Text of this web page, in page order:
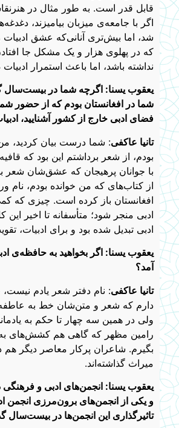
قابل قدر است. به طور مثال در
اگر با جامعه‌ی میزبان بیامیزند،
شد، اما بیش‌تری آنانی‌که عشق
که در پهلوی هزار و یک مشکل جا
نداشته باشد، اما باعث استمرار
یعقوب یسنا: اگرچه شما در بیست‌سال
شما در افغانستان بودم که از حضور
فضای ادبی خارج از کشور آشنایید،
‌تانیا عاکفی: شما درست بیان کردید، من
با جوانان پرهیجان که عشق‌شان شعر
از کتاب‌های که من خوانده بودم، نام
افغانستان باز کرده است. چیزی که
ادبی منجر شود؛ متأسفانه تا اخیر
ادبی تبدیل شده بود و برای ادبیات،
یعقوب یسنا: اگر بخواهید به حافظه‌ی
آمد؟
تانیا عاکفی: نام دفتر شعر یادم
دارم که شعر و متن‌شان خط به عاطفه
ولی در همین سه چهار تا حکم به
رامین مظهر که گاهی هم کشش‌های به
بگیرم. شاعران پرکار معاصر دیگر
میراث گذاشته‌اند.
یعقوب یسنا: انجمن‌های ادبی و
و یکی از انجمن‌های برون‌مرزی
تاثیرگذاری این انجمن‌ها در